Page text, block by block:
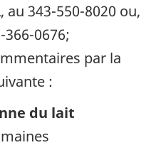
au 343-550-8020 ou,
366-0676;
par la
:
du lait